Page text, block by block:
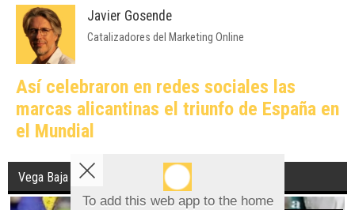
Javier Gosende
Catalizadores del Marketing Online
Así celebraron en redes sociales las
marcas alicantinas el triunfo de España en
el Mundial
Vega Baja
To add this web app to the home